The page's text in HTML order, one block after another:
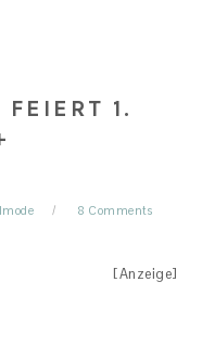
1.
8 Comments
[Anzeige]